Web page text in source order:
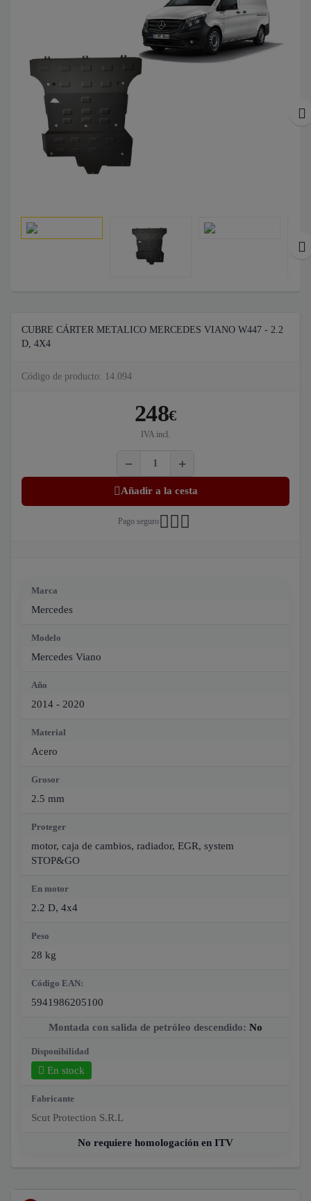
CUBRE CÁRTER METALICO MERCEDES VIANO W447 - 2.2
D, 4X4
Código de producto: 14.094
248€
IVA incl.
Añadir a la cesta
Pago seguro
Marca
Mercedes
Modelo
Mercedes Viano
Año
2014 - 2020
Material
Acero
Grosor
2.5 mm
Proteger
motor, caja de cambios, radiador, EGR, system
STOP&GO
En motor
2.2 D, 4x4
Peso
28 kg
Código EAN:
5941986205100
Montada con salida de petróleo descendido: No
Disponibilidad
En stock
Fabricante
Scut Protection S.R.L
No requiere homologación en ITV